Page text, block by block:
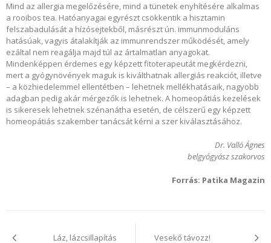
Mind az allergia megelőzésére, mind a tünetek enyhítésére alkalmas
a rooibos tea. Hatóanyagai egyrészt csökkentik a hisztamin
felszabadulását a hízósejtekből, másrészt ún. immunmoduláns
hatásúak, vagyis átalakítják az immunrendszer működését, amely
ezáltal nem reagálja majd túl az ártalmatlan anyagokat.
Mindenképpen érdemes egy képzett fitoterapeutát megkérdezni,
mert a gyógynövények maguk is kiválthatnak allergiás reakciót, illetve
– a közhiedelemmel ellentétben – lehetnek mellékhatásaik, nagyobb
adagban pedig akár mérgezők is lehetnek. A homeopátiás kezelések
is sikeresek lehetnek szénanátha esetén, de célszerű egy képzett
homeopátiás szakember tanácsát kérni a szer kiválasztásához.
Dr. Valló Ágnes
belgyógyász szakorvos
Forrás: Patika Magazin
navigációLáz, lázcsillapítás Vesekő távozz!